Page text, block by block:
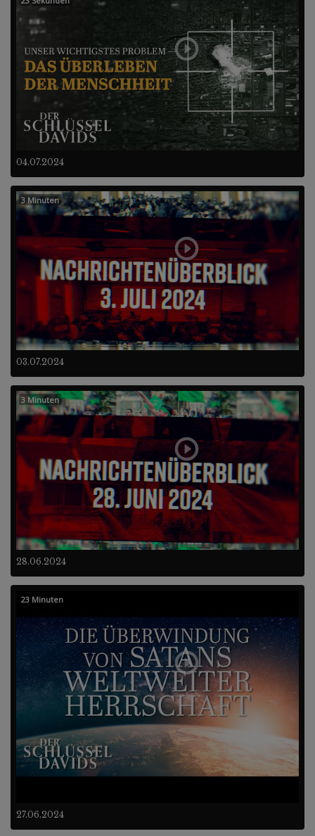
04.07.2024
03.07.2024
3 Minuten
28.06.2024
3 Minuten
27.06.2024
23 Minuten